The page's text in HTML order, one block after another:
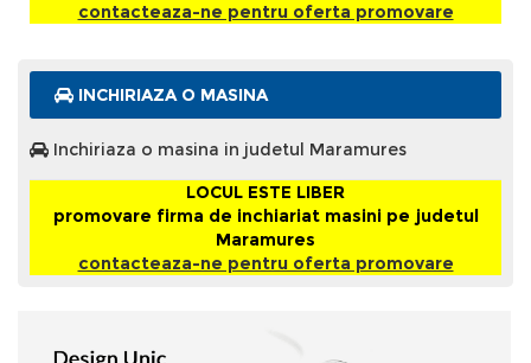
contacteaza-ne pentru oferta promovare
INCHIRIAZA O MASINA
Inchiriaza o masina in judetul Maramures
LOCUL ESTE LIBER
promovare firma de inchiariat masini pe judetul
Maramures
contacteaza-ne pentru oferta promovare